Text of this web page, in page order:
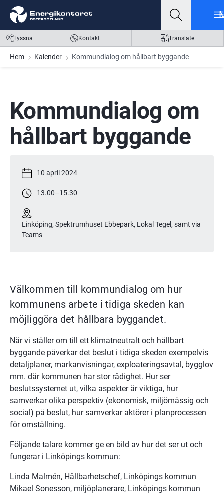
Gå till innehåll
Gå till meny
Gå till sidfot
Lyssna Kontakt Translate
Hem Kalender Kommundialog om hållbart byggande
Kommundialog om
hållbart byggande
10 april 2024
13.00–15.30
Linköping, Spektrumhuset Ebbepark, Lokal Tegel, samt via
Teams
Välkommen till kommundialog om hur
kommunens arbete i tidiga skeden kan
möjliggöra det hållbara byggandet.
När vi ställer om till ett klimatneutralt och hållbart
byggande påverkar det beslut i tidiga skeden exempelvis
detaljplaner, markanvisningar, exploateringsavtal, bygglov
mm. där kommunen har stor rådighet. Hur ser
beslutssystemet ut, vilka aspekter är viktiga, hur
samverkar olika perspektiv (ekonomisk, miljömässig och
social) på beslut, hur samverkar aktörer i planprocessen
för omställning.
Följande talare kommer ge en bild av hur det ser ut och
fungerar i Linköpings kommun:
Linda Malmén, Hållbarhetschef, Linköpings kommun
Mikael Sonesson, miljöplanerare, Linköpings kommun